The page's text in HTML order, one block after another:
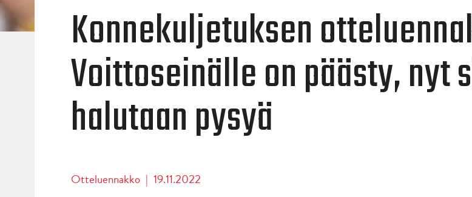
Konnekuljetuksen
Voittoseinälle on päästy, nyt
halutaan pysyä
Otteluennakko | 19.11.2022